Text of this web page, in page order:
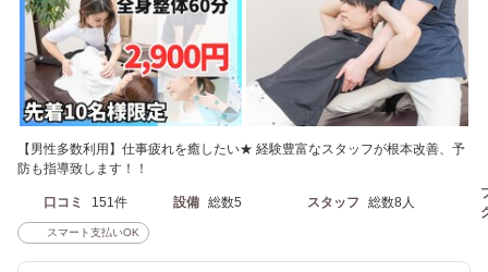
【男性多数利用】仕事疲れを癒したい★ 経験豊富なスタッフが根本改善、予
防も指導致します！！
口コミ 151件 設備 総数5 スタッフ 総数8人
スマート支払いOK